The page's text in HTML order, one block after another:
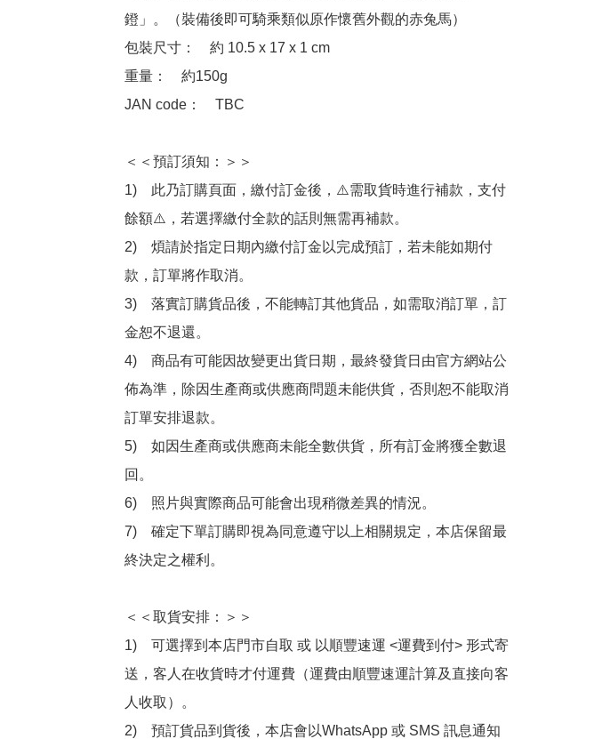
鐙」。（裝備後即可騎乘類似原作懷舊外觀的赤兔馬）
包裝尺寸：　約 10.5 x 17 x 1 cm
重量：　約150g
JAN code：　TBC
＜＜預訂須知：＞＞
1)　此乃訂購頁面，繳付訂金後，⚠️需取貨時進行補款，支付
餘額⚠️，若選擇繳付全款的話則無需再補款。
2)　煩請於指定日期內繳付訂金以完成預訂，若未能如期付
款，訂單將作取消。
3)　落實訂購貨品後，不能轉訂其他貨品，如需取消訂單，訂
金恕不退還。
4)　商品有可能因故變更出貨日期，最終發貨日由官方網站公
佈為準，除因生產商或供應商問題未能供貨，否則恕不能取消
訂單安排退款。
5)　如因生產商或供應商未能全數供貨，所有訂金將獲全數退
回。
6)　照片與實際商品可能會出現稍微差異的情況。
7)　確定下單訂購即視為同意遵守以上相關規定，本店保留最
終決定之權利。
＜＜取貨安排：＞＞
1)　可選擇到本店門市自取 或 以順豐速運 <運費到付> 形式寄
送，客人在收貨時才付運費（運費由順豐速運計算及直接向客
人收取）。
2)　預訂貨品到貨後，本店會以WhatsApp 或 SMS 訊息通知